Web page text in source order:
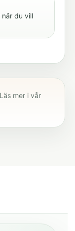
när du vill
mer i vår